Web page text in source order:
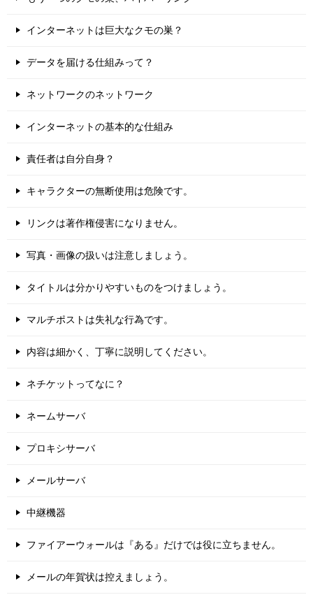
インターネットは巨大なクモの巣？
データを届ける仕組みって？
ネットワークのネットワーク
インターネットの基本的な仕組み
責任者は自分自身？
キャラクターの無断使用は危険です。
リンクは著作権侵害になりません。
写真・画像の扱いは注意しましょう。
タイトルは分かりやすいものをつけましょう。
マルチポストは失礼な行為です。
内容は細かく、丁寧に説明してください。
ネチケットってなに？
ネームサーバ
プロキシサーバ
メールサーバ
中継機器
ファイアーウォールは『ある』だけでは役に立ちません。
メールの年賀状は控えましょう。